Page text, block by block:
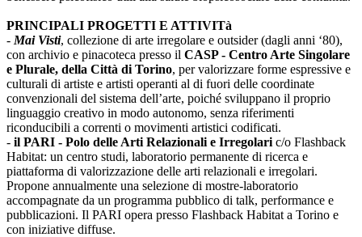
PRINCIPALI PROGETTI E ATTIVITà
- Mai Visti, collezione di arte irregolare e outsider (dagli anni ‘80),
con archivio e pinacoteca presso il CASP - Centro Arte Singolare
e Plurale, della Città di Torino, per valorizzare forme espressive e
culturali di artiste e artisti operanti al di fuori delle coordinate
convenzionali del sistema dell’arte, poiché sviluppano il proprio
linguaggio creativo in modo autonomo, senza riferimenti
riconducibili a correnti o movimenti artistici codificati.
- il PARI - Polo delle Arti Relazionali e Irregolari c/o Flashback
Habitat: un centro studi, laboratorio permanente di ricerca e
piattaforma di valorizzazione delle arti relazionali e irregolari.
Propone annualmente una selezione di mostre-laboratorio
accompagnate da un programma pubblico di talk, performance e
pubblicazioni. Il PARI opera presso Flashback Habitat a Torino e
con iniziative diffuse.